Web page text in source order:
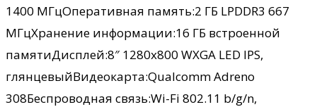
1400 МГцОперативная память:2 ГБ LPDDR3 667
МГцХранение информации:16 ГБ встроенной
памятиДисплей:8″ 1280х800 WXGA LED IPS,
глянцевыйВидеокарта:Qualcomm Adreno
308Беспроводная связь:Wi-Fi 802.11 b/g/n,